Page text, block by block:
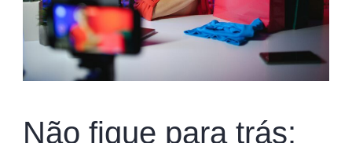
Não fique para trás: